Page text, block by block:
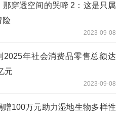
那穿透空间的哭啼 2：这是只属
险
2023-09-08
2025年社会消费品零售总额达
元
2023-09-08
赠100万元助力湿地生物多样性